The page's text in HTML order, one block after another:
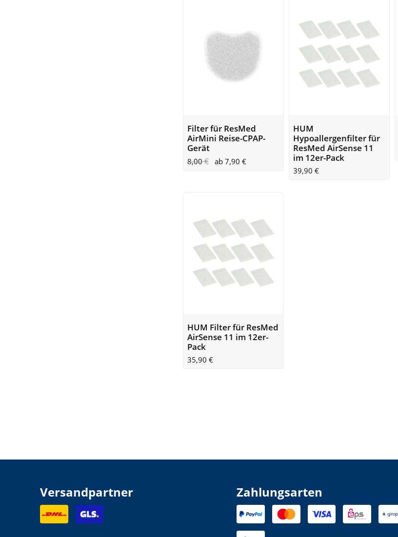
Filter für ResMed
AirMini Reise-CPAP-
Gerät
8,00€ ab 7,90 €
HUM
Hypoallergenfilter für
ResMed AirSense 11
im 12er-Pack
39,90 €
HUM Filter für ResMed
AirSense 11 im 12er-
Pack
35,90 €
Versandpartner Zahlungsarten